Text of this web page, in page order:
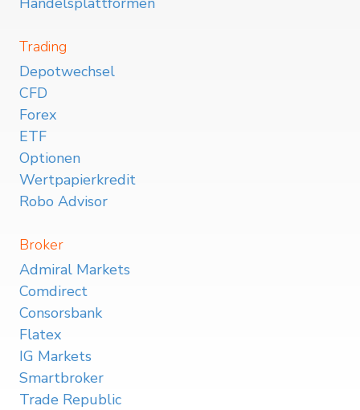
Trading
Depotwechsel
CFD
Forex
ETF
Optionen
Wertpapierkredit
Robo Advisor
Broker
Admiral Markets
Comdirect
Consorsbank
Flatex
IG Markets
Smartbroker
Trade Republic